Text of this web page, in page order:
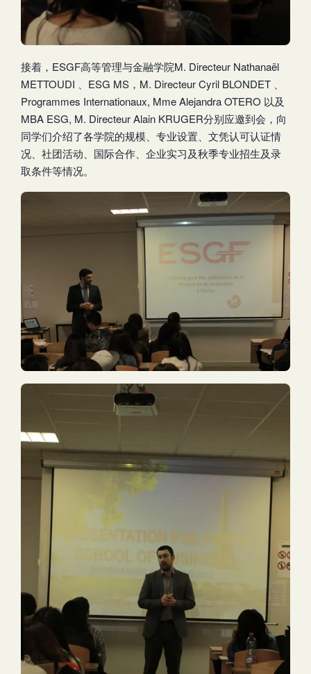
接着，ESGF高等管理与金融学院M. Directeur Nathanaël
METTOUDI 、ESG MS，M. Directeur Cyril BLONDET 、
Programmes Internationaux, Mme Alejandra OTERO 以及
MBA ESG, M. Directeur Alain KRUGER分别应邀到会，向
同学们介绍了各学院的规模、专业设置、文凭认可认证情
况、社团活动、国际合作、企业实习及秋季专业招生及录
取条件等情况。